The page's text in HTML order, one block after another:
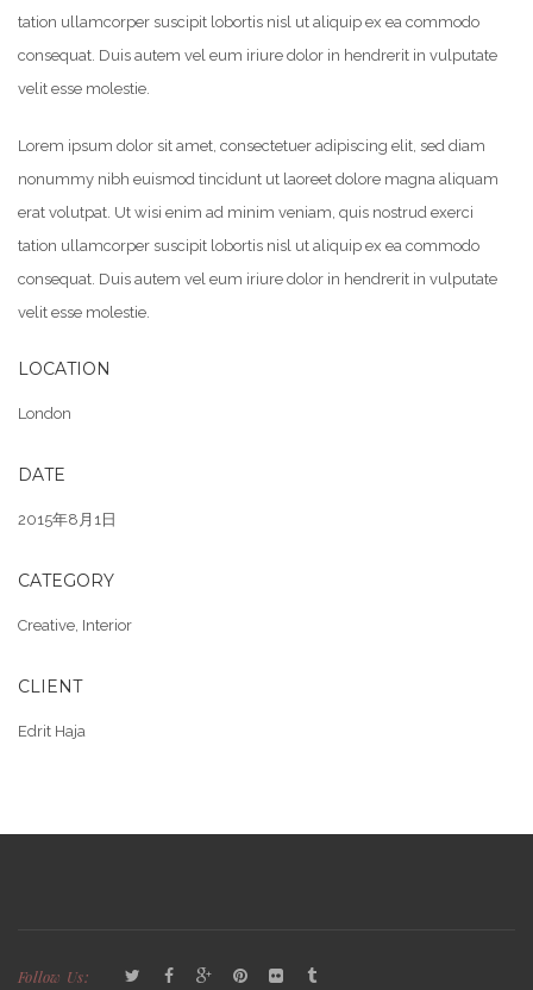
tation ullamcorper suscipit lobortis nisl ut aliquip ex ea commodo
consequat. Duis autem vel eum iriure dolor in hendrerit in vulputate
velit esse molestie.
Lorem ipsum dolor sit amet, consectetuer adipiscing elit, sed diam
nonummy nibh euismod tincidunt ut laoreet dolore magna aliquam
erat volutpat. Ut wisi enim ad minim veniam, quis nostrud exerci
tation ullamcorper suscipit lobortis nisl ut aliquip ex ea commodo
consequat. Duis autem vel eum iriure dolor in hendrerit in vulputate
velit esse molestie.
LOCATION
London
DATE
2015年8月1日
CATEGORY
Creative, Interior
CLIENT
Edrit Haja
Follow Us: